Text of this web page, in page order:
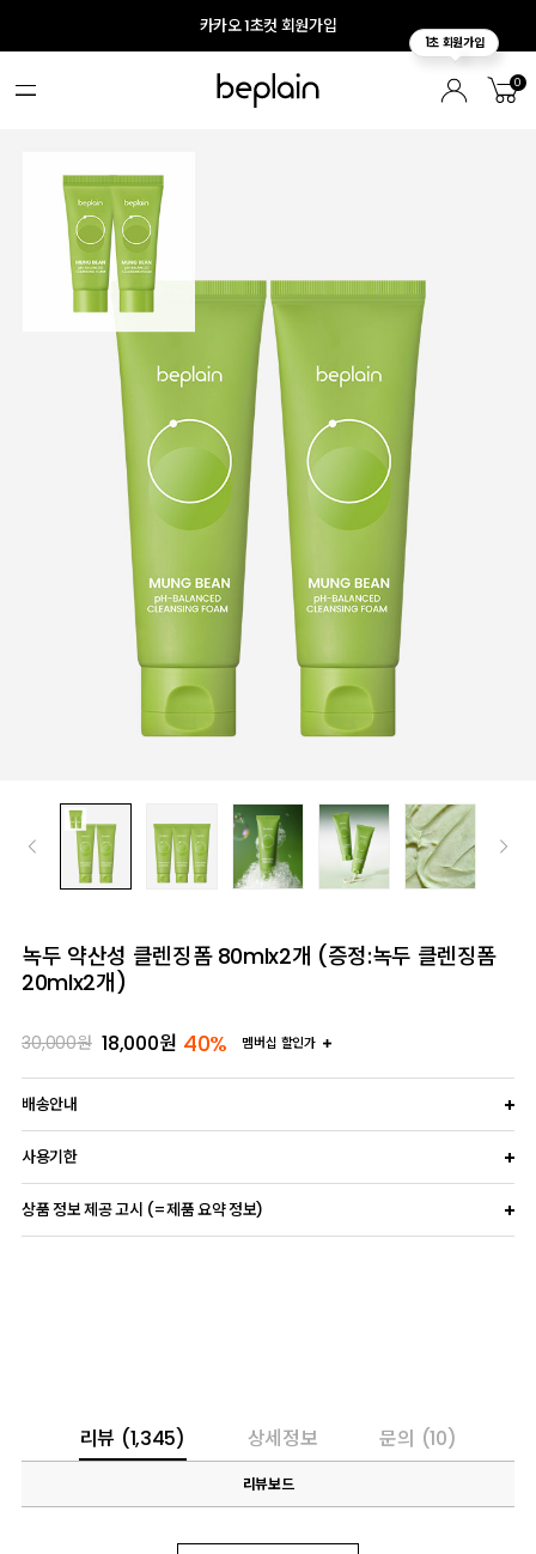
카카오 1초컷 회원가입
0
녹두 약산성 클렌징폼 80mlx2개 (증정:녹두 클렌징폼
20mlx2개)
30,000원 18,000원 40% 멤버십 할인가
배송안내
사용기한
상품 정보 제공 고시 (=제품 요약 정보)
리뷰 (1,345) 상세정보 문의 (10)
리뷰보드